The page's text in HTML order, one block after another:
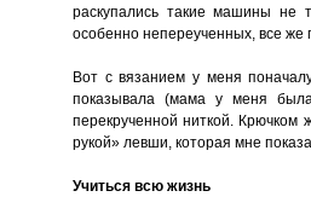
раскупались такие машины не
особенно непереученных, все
Вот с вязанием у меня
показывала (мама у меня
перекрученной ниткой. Крючком
рукой» левши, которая мне
Учиться всю жизнь